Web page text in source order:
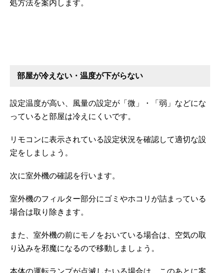
処方法を案内します。
部屋が冷えない・温度が下がらない
設定温度が高い、風量の設定が「微」・「弱」などにな
っていると部屋は冷えにくいです。
リモコンに表示されている設定状況を確認して適切な設
定をしましょう。
次に室外機の確認を行います。
室外機のフィルター部分にゴミやホコリが詰まっている
場合は取り除きます。
また、室外機の前にモノをおいている場合は、空気の取
り込みを邪魔になるので移動しましょう。